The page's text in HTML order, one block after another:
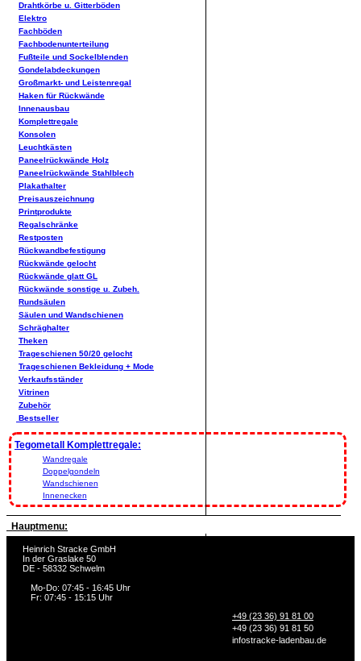
Drahtkörbe u. Gitterböden
Elektro
Fachböden
Fachbodenunterteilung
Fußteile und Sockelblenden
Gondelabdeckungen
Großmarkt- und Leistenregal
Haken für Rückwände
Innenausbau
Komplettregale
Konsolen
Leuchtkästen
Paneelrückwände Holz
Paneelrückwände Stahlblech
Plakathalter
Preisauszeichnung
Printprodukte
Regalschränke
Restposten
Rückwandbefestigung
Rückwände gelocht
Rückwände glatt GL
Rückwände sonstige u. Zubeh.
Rundsäulen
Säulen und Wandschienen
Schräghalter
Theken
Trageschienen 50/20 gelocht
Trageschienen Bekleidung + Mode
Verkaufsständer
Vitrinen
Zubehör
Bestseller
Tegometall Komplettregale:
Wandregale
Doppelgondeln
Wandschienen
Innenecken
Hauptmenu:
Heinrich Stracke GmbH
In der Graslake 50
DE - 58332 Schwelm
Mo-Do: 07:45 - 16:45 Uhr
Fr: 07:45 - 15:15 Uhr
+49 (23 36) 91 81 00
+49 (23 36) 91 81 50
infostracke-ladenbau.de